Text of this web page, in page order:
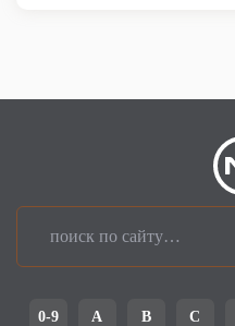
0-9 A B C